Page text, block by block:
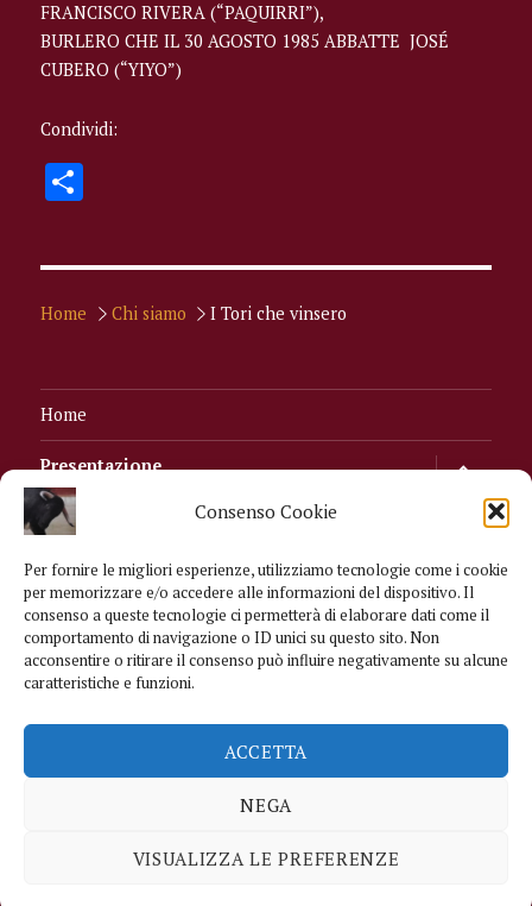
Consenso Cookie
Per fornire le migliori esperienze, utilizziamo tecnologie come i cookie
per memorizzare e/o accedere alle informazioni del dispositivo. Il
consenso a queste tecnologie ci permetterà di elaborare dati come il
comportamento di navigazione o ID unici su questo sito. Non
acconsentire o ritirare il consenso può influire negativamente su alcune
caratteristiche e funzioni.
ACCETTA
NEGA
VISUALIZZA LE PREFERENZE
FRANCISCO RIVERA (“PAQUIRRI”),
BURLERO CHE IL 30 AGOSTO 1985 ABBATTE JOSÉ
CUBERO (“YIYO”)
Condividi:
n
di
vi
Home Chi siamo I Tori che vinsero
Home
Presentazione apri
i
Chi siamo/Contatti
I Tori che vinsero
Argomenti apri
menu
child
Feed
Politica di riservatezza